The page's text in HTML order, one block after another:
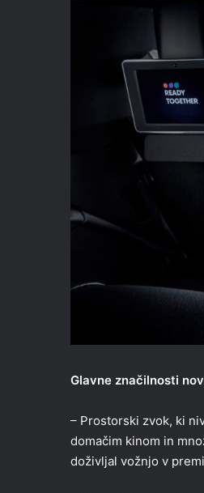
Glavne značilnosti
– Prostorski zvok, ki
domačim kinom in
doživljal vožnjo v